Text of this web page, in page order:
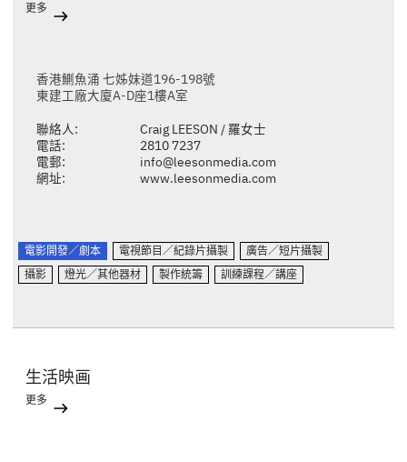
更多
香港鰂魚涌 七姊妹道196-198號
東建工廠大廈A-D座1樓A室
聯絡人:
Craig LEESON / 羅女士
電話:
2810 7237
電郵:
info@leesonmedia.com
網址:
www.leesonmedia.com
電影開發／劇本 電視節目／紀錄片攝製
廣告／短片攝製
攝影
燈光／其他器材 製作統籌 訓練課程／講座
生活映画
更多